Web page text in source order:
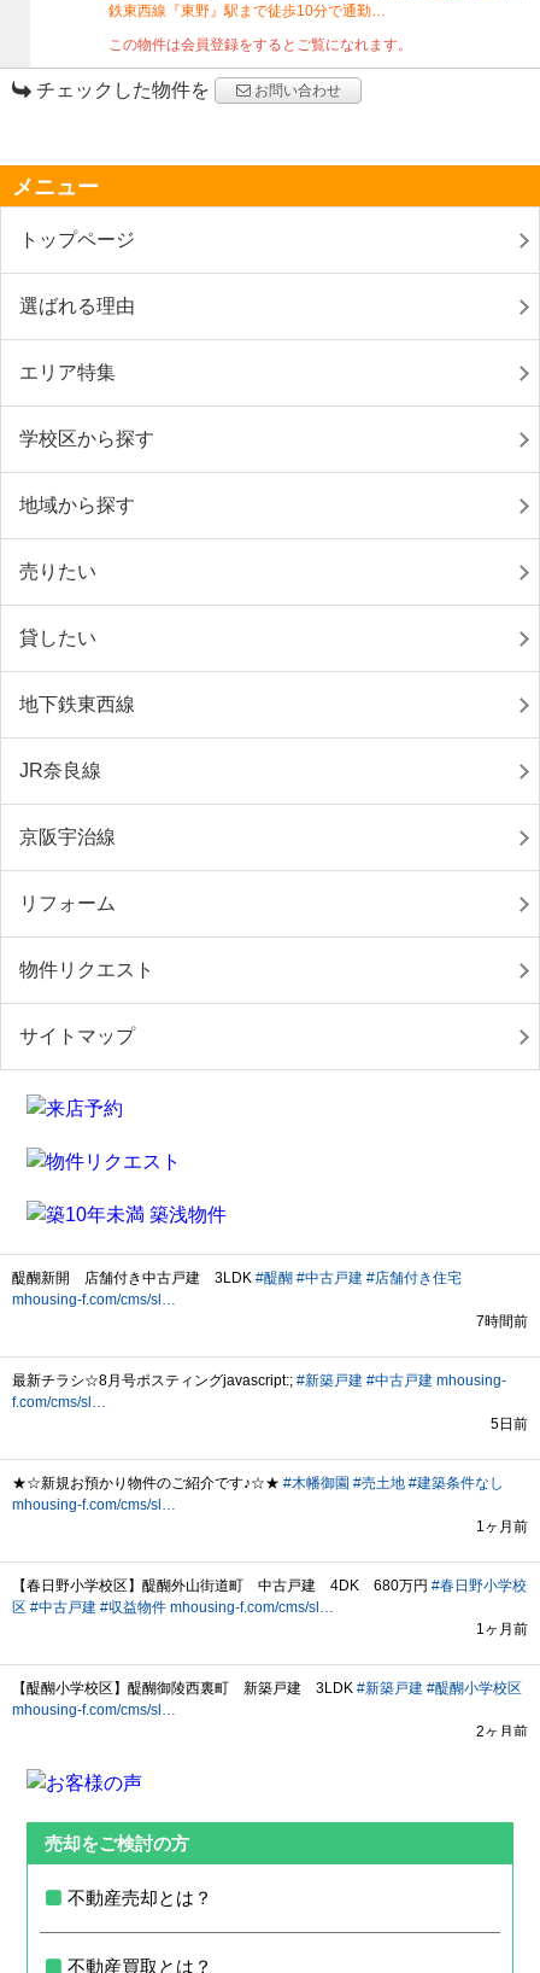
鉄東西線『東野』駅まで徒歩10分で通勤…
この物件は会員登録をするとご覧になれます。
チェックした物件を お問い合わせ
メニュー
トップページ
選ばれる理由
エリア特集
学校区から探す
地域から探す
売りたい
貸したい
地下鉄東西線
JR奈良線
京阪宇治線
リフォーム
物件リクエスト
サイトマップ
売却をご検討の方
不動産売却とは？
不動産買取とは？